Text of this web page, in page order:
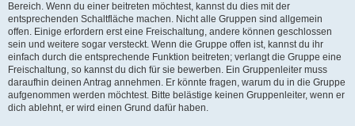
Bereich. Wenn du einer beitreten möchtest, kannst du dies mit der
entsprechenden Schaltfläche machen. Nicht alle Gruppen sind allgemein
offen. Einige erfordern erst eine Freischaltung, andere können geschlossen
sein und weitere sogar versteckt. Wenn die Gruppe offen ist, kannst du ihr
einfach durch die entsprechende Funktion beitreten; verlangt die Gruppe eine
Freischaltung, so kannst du dich für sie bewerben. Ein Gruppenleiter muss
daraufhin deinen Antrag annehmen. Er könnte fragen, warum du in die Gruppe
aufgenommen werden möchtest. Bitte belästige keinen Gruppenleiter, wenn er
dich ablehnt, er wird einen Grund dafür haben.